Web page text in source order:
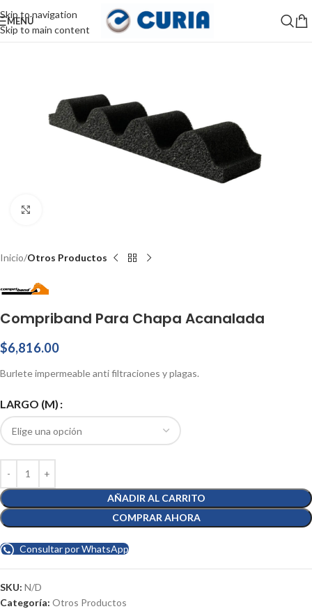
Skip to navigation
Skip to main content
MENÚ
Inicio Otros Productos
Compriband Para Chapa Acanalada
$6,816.00
Burlete impermeable anti filtraciones y plagas.
LARGO (M)
AÑADIR AL CARRITO
COMPRAR AHORA
Consultar por WhatsApp
SKU: N/D
Categoría: Otros Productos